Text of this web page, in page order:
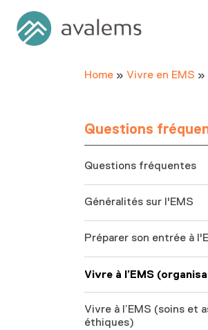
Home » Vivre en EMS »
Questions
Questions fréquentes
Généralités sur l'EMS
Préparer son entrée à
Vivre à l’EMS
Vivre à l’EMS (soins et
éthiques)